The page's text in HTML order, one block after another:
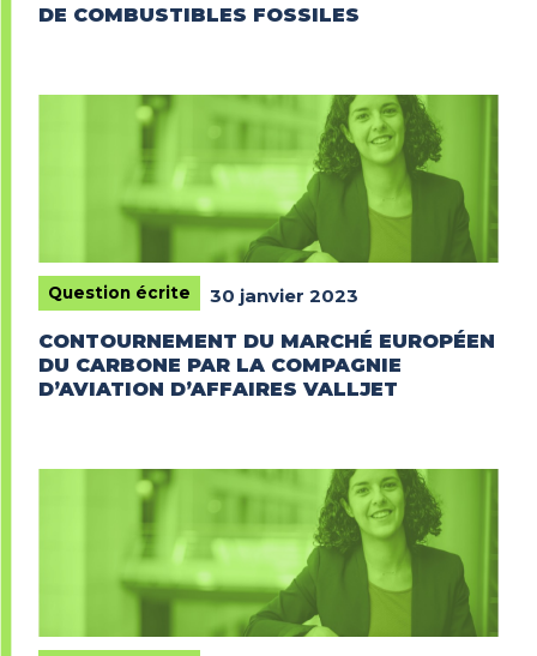
DE COMBUSTIBLES FOSSILES
Question écrite
30 janvier 2023
CONTOURNEMENT DU MARCHÉ EUROPÉEN
DU CARBONE PAR LA COMPAGNIE
D’AVIATION D’AFFAIRES VALLJET